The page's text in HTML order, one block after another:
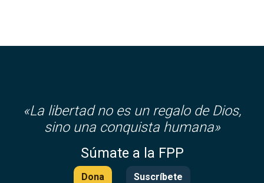
«La libertad no es un regalo de Dios,
sino una conquista humana»
Súmate a la FPP
Dona Suscríbete